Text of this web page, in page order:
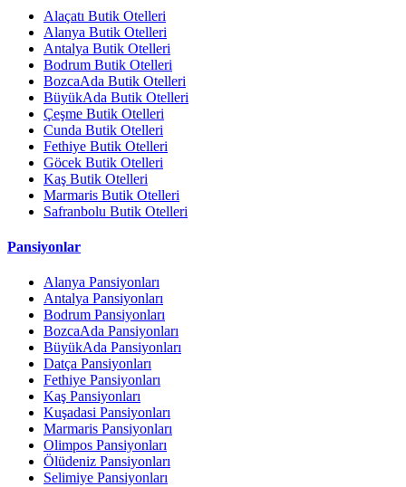
Alaçatı Butik Otelleri
Alanya Butik Otelleri
Antalya Butik Otelleri
Bodrum Butik Otelleri
BozcaAda Butik Otelleri
BüyükAda Butik Otelleri
Çeşme Butik Otelleri
Cunda Butik Otelleri
Fethiye Butik Otelleri
Göcek Butik Otelleri
Kaş Butik Otelleri
Marmaris Butik Otelleri
Safranbolu Butik Otelleri
Pansiyonlar
Alanya Pansiyonları
Antalya Pansiyonları
Bodrum Pansiyonları
BozcaAda Pansiyonları
BüyükAda Pansiyonları
Datça Pansiyonları
Fethiye Pansiyonları
Kaş Pansiyonları
Kuşadasi Pansiyonları
Marmaris Pansiyonları
Olimpos Pansiyonları
Ölüdeniz Pansiyonları
Selimiye Pansiyonları